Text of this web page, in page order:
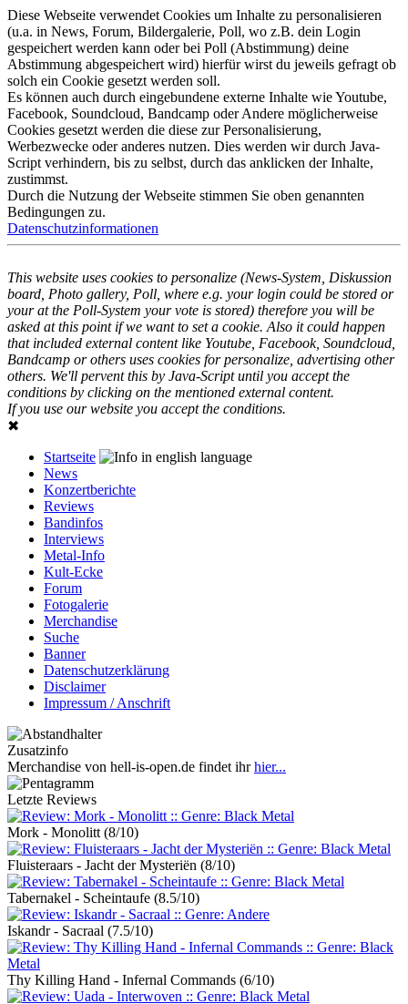
Diese Webseite verwendet Cookies um Inhalte zu personalisieren
(u.a. in News, Forum, Bildergalerie, Poll, wo z.B. dein Login
gespeichert werden kann oder bei Poll (Abstimmung) deine
Abstimmung abgespeichert wird) hierfür wirst du jeweils gefragt ob
solch ein Cookie gesetzt werden soll.
Es können auch durch eingebundene externe Inhalte wie Youtube,
Facebook, Soundcloud, Bandcamp oder Andere möglicherweise
Cookies gesetzt werden die diese zur Personalisierung,
Werbezwecke oder anderes nutzen. Dies werden wir durch Java-
Script verhindern, bis zu selbst, durch das anklicken der Inhalte,
zustimmst.
Durch die Nutzung der Webseite stimmen Sie oben genannten
Bedingungen zu.
Datenschutzinformationen
This website uses cookies to personalize (News-System, Diskussion
board, Photo gallery, Poll, where e.g. your login could be stored or
your at the Poll-System your vote is stored) therefore you will be
asked at this point if we want to set a cookie. Also it could happen
that included external content like Youtube, Facebook, Soundcloud,
Bandcamp or others uses cookies for personalize, advertising other
others. We'll pervent this by Java-Script until you accept the
conditions by clicking on the mentioned external content.
If you use our website you accept the conditions.
✖
Startseite
News
Konzertberichte
Reviews
Bandinfos
Interviews
Metal-Info
Kult-Ecke
Forum
Fotogalerie
Merchandise
Suche
Banner
Datenschutzerklärung
Disclaimer
Impressum / Anschrift
Zusatzinfo
Merchandise von hell-is-open.de findet ihrhier...
Letzte Reviews
Mork - Monolitt (8/10)
Fluisteraars - Jacht der Mysteriën (8/10)
Tabernakel - Scheintaufe (8.5/10)
Iskandr - Sacraal (7.5/10)
Thy Killing Hand - Infernal Commands (6/10)